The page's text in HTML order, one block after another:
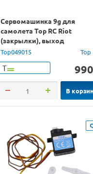
Сервомашинка 9g для
самолета Top RC Riot
(закрылки), выход
подсветки, провод 400мм
Top049015 Top
Т 990
В